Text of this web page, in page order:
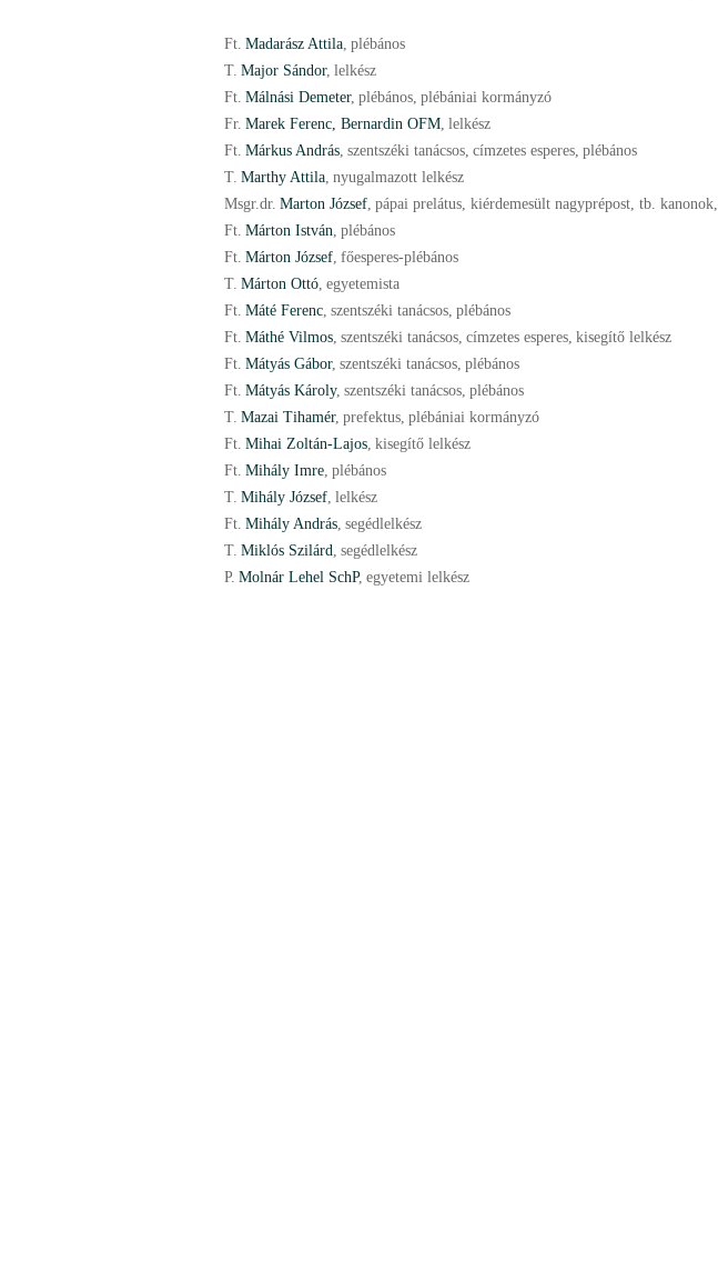
Ft. Madarász Attila, plébános
T. Major Sándor, lelkész
Ft. Málnási Demeter, plébános, plébániai kormányzó
Fr. Marek Ferenc, Bernardin OFM, lelkész
Ft. Márkus András, szentszéki tanácsos, címzetes esperes, plébános
T. Marthy Attila, nyugalmazott lelkész
Msgr.dr. Marton József, pápai prelátus, kiérdemesült nagyprépost, tb. kanonok,
Ft. Márton István, plébános
Ft. Márton József, főesperes-plébános
T. Márton Ottó, egyetemista
Ft. Máté Ferenc, szentszéki tanácsos, plébános
Ft. Máthé Vilmos, szentszéki tanácsos, címzetes esperes, kisegítő lelkész
Ft. Mátyás Gábor, szentszéki tanácsos, plébános
Ft. Mátyás Károly, szentszéki tanácsos, plébános
T. Mazai Tihamér, prefektus, plébániai kormányzó
Ft. Mihai Zoltán-Lajos, kisegítő lelkész
Ft. Mihály Imre, plébános
T. Mihály József, lelkész
Ft. Mihály András, segédlelkész
T. Miklós Szilárd, segédlelkész
P. Molnár Lehel SchP, egyetemi lelkész